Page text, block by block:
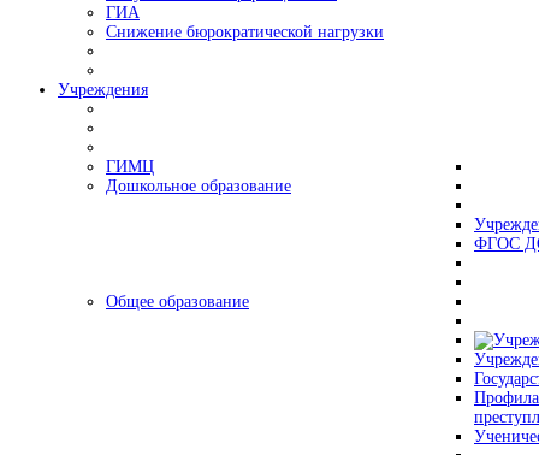
ГИА
Снижение бюрократической нагрузки
Учреждения
ГИМЦ
Дошкольное образование
ФГОС
Общее образование